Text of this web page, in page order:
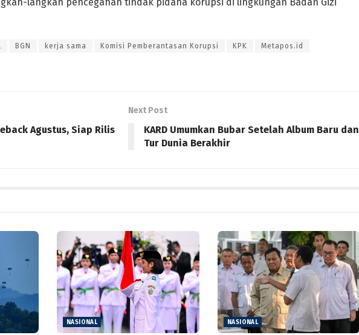
BGN kerja sama Komisi Pemberantasan Korupsi KPK Metapos.id
Agustus, Siap Rilis
Next Post
KARD Umumkan Bubar Setelah Album Baru dan
Tur Dunia Berakhir
NASIONAL NASIONAL